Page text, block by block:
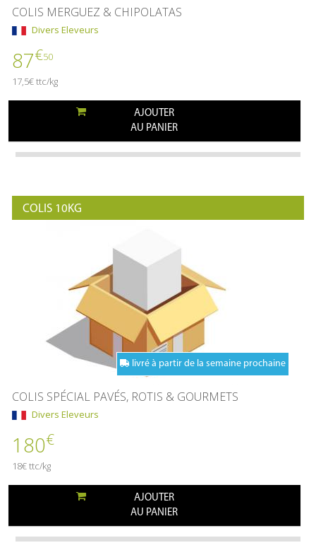
COLIS MERGUEZ & CHIPOLATAS
Divers Eleveurs
87€50
17,5€ ttc/kg
AJOUTER
AU PANIER
COLIS 10KG
livré à partir de la semaine prochaine
COLIS SPÉCIAL PAVÉS, ROTIS & GOURMETS
Divers Eleveurs
180€
18€ ttc/kg
AJOUTER
AU PANIER